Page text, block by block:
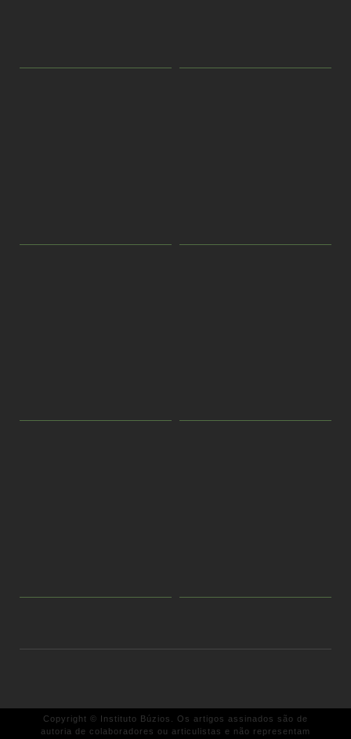
Copyright © Instituto Búzios. Os artigos assinados são de
autoria de colaboradores ou articulistas e não representam